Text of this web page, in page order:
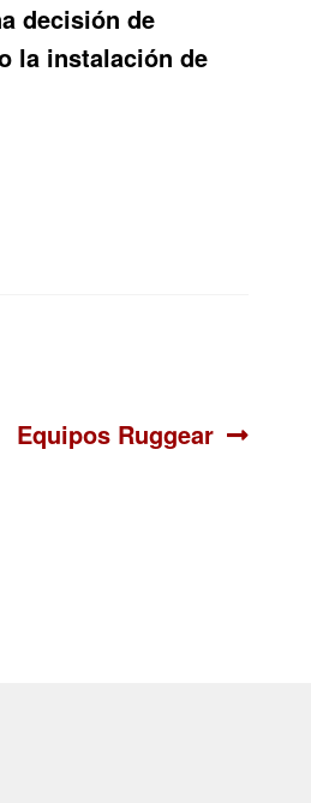
decisión de
la instalación de
Siguiente:
Equipos Ruggear